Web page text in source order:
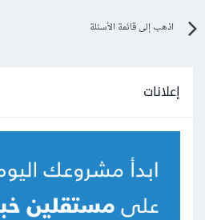
اذهب إلى قائمة الأسئلة
إعلانات